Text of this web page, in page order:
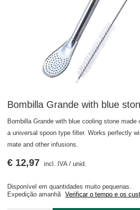
Bombilla Grande with blue
Bombilla Grande with blue cooling stone
a universal spoon type filter. Works perfectly
mate and other infusions.
Disponível em quantidades muito pequenas
Expedição amanhã Verificar o tempo e os
€ 12,97 incl. IVA/ unid.